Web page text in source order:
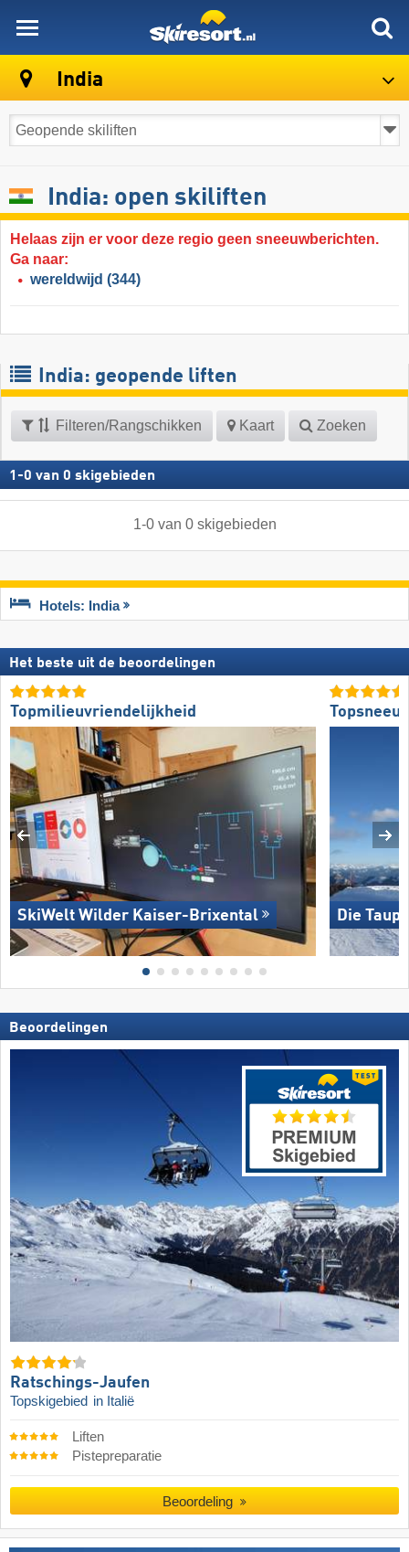
India
India: open skiliften
Helaas zijn er voor deze regio geen sneeuwberichten.
Ga naar:
wereldwijd (344)
India: geopende liften
Filteren/Rangschikken Kaart Zoeken
1 -0 van 0 skigebieden
1-0van 0 skigebieden
Hotels: India
Het beste uit de beoordelingen
Topmilieuvriendelijkheid
SkiWelt Wilder Kaiser-Brixental Die
Beoordelingen
Ratschings-Jaufen
Topskigebied in Italië
Liften
Pistepreparatie
Beoordeling